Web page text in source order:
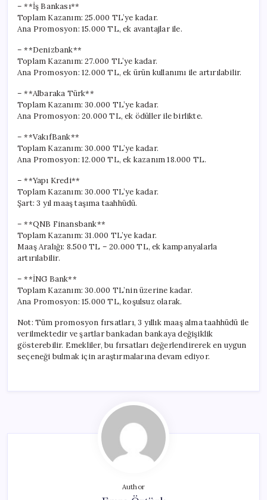
– **İş Bankası**
Toplam Kazanım: 25.000 TL’ye kadar.
Ana Promosyon: 15.000 TL, ek avantajlar ile.
– **Denizbank**
Toplam Kazanım: 27.000 TL’ye kadar.
Ana Promosyon: 12.000 TL, ek ürün kullanımı ile artırılabilir.
– **Albaraka Türk**
Toplam Kazanım: 30.000 TL’ye kadar.
Ana Promosyon: 20.000 TL, ek ödüller ile birlikte.
– **VakıfBank**
Toplam Kazanım: 30.000 TL’ye kadar.
Ana Promosyon: 12.000 TL, ek kazanım 18.000 TL.
– **Yapı Kredi**
Toplam Kazanım: 30.000 TL’ye kadar.
Şart: 3 yıl maaş taşıma taahhüdü.
– **QNB Finansbank**
Toplam Kazanım: 31.000 TL’ye kadar.
Maaş Aralığı: 8.500 TL – 20.000 TL, ek kampanyalarla
artırılabilir.
– **İNG Bank**
Toplam Kazanım: 30.000 TL’nin üzerine kadar.
Ana Promosyon: 15.000 TL, koşulsuz olarak.
Not: Tüm promosyon fırsatları, 3 yıllık maaş alma taahhüdü ile
verilmektedir ve şartlar bankadan bankaya değişiklik
gösterebilir. Emekliler, bu fırsatları değerlendirerek en uygun
seçeneği bulmak için araştırmalarına devam ediyor.
Author